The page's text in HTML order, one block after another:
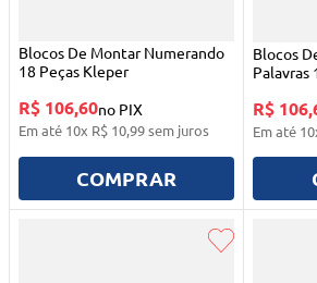
Blocos De Montar Numerando
18 Peças Kleper
R$ 106,60no PIX
Em até 10x R$ 10,99sem juros
COMPRAR
Blocos
Palavras
R$
Em até 10